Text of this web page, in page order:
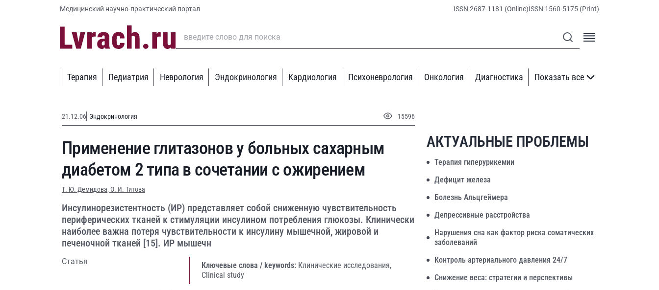
Медицинский научно-практический портал ISSN 2687-1181 (Online)ISSN 1560-5175 (Print)
Терапия Педиатрия Неврология Эндокринология Кардиология Психоневрология Онкология Диагностика Показать все
21.12.06 Эндокринология 15596
Применение глитазонов у больных сахарным
диабетом 2 типа в сочетании с ожирением
Т. Ю. Демидова, О. И. Титова
Инсулинорезистентность (ИР) представляет собой сниженную чувствительность
периферических тканей к стимуляции инсулином потребления глюкозы. Клинически
наиболее важна потеря чувствительности к инсулину мышечной, жировой и
печеночной тканей [15]. ИР мышечн
Статья Ключевые слова / keywords: Клинические исследования,
Clinical study
АКТУАЛЬНЫЕ ПРОБЛЕМЫ
Терапия гиперурикемии
Дефицит железа
Болезнь Альцгеймера
Депрессивные расстройства
Нарушения сна как фактор риска соматических
заболеваний
Контроль артериального давления 24/7
Снижение веса: стратегии и перспективы